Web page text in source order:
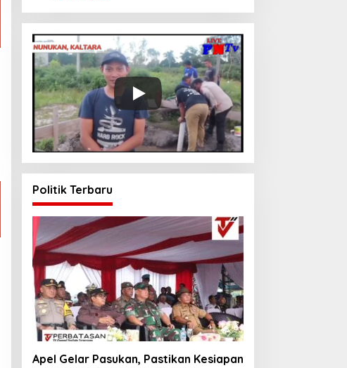
Politik Terbaru
Apel Gelar Pasukan, Pastikan Kesiapan